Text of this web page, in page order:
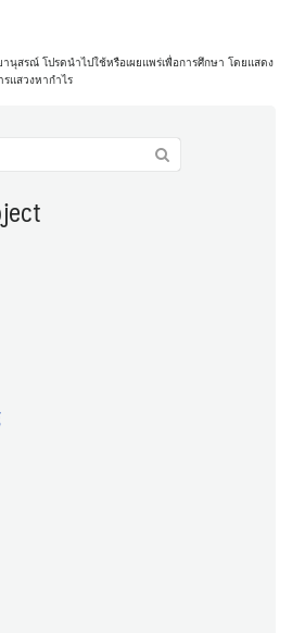
นุสรณ์ โปรดนำไปใช้หรือเผยแพร่เพื่อการศึกษา โดยแสดง
แสวงหากำไร